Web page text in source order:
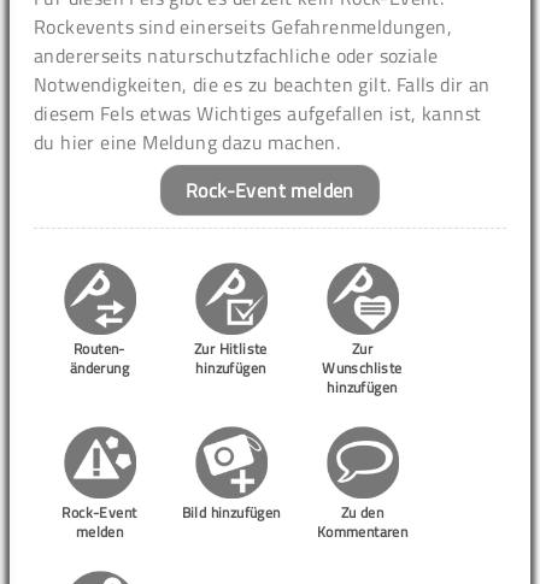
Rockevents sind einerseits Gefahrenmeldungen,
andererseits naturschutzfachliche oder soziale
Notwendigkeiten, die es zu beachten gilt. Falls dir an
diesem Fels etwas Wichtiges aufgefallen ist, kannst
du hier eine Meldung dazu machen.
Rock-Event melden
Routen-
änderung
Zur Hitliste
hinzufügen
Zur
Wunschliste
hinzufügen
Rock-Event
melden
Bild hinzufügen
Zu den
Kommentaren